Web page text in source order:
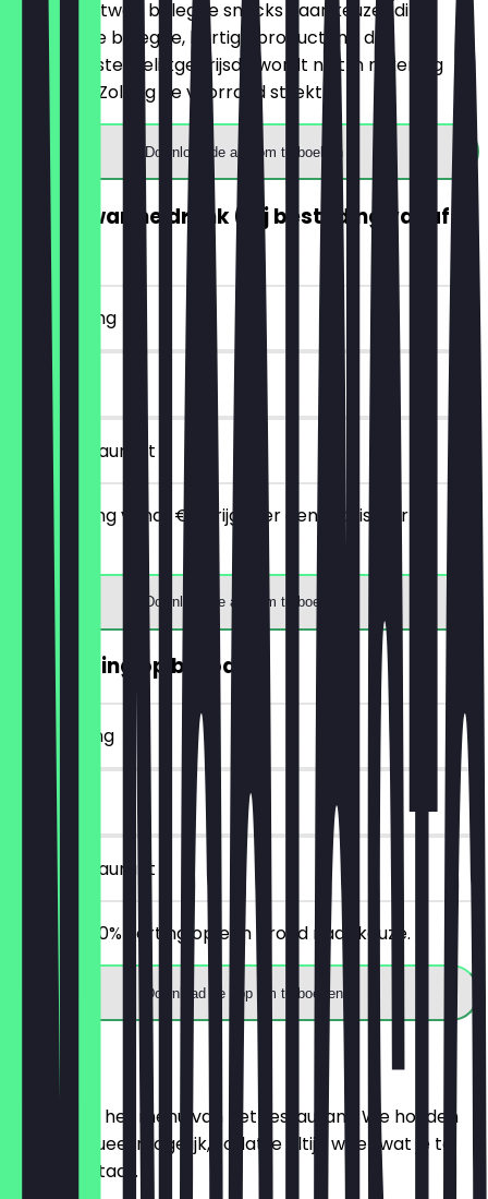
Je bestelt twee belegde snacks naar keuze (dit
betreft alle belegde, hartige producten), de
goedkoopste/gelijkgeprijsde wordt niet in rekening
gebracht. Zolang de voorraad strekt!
Download de app om te boeken
GRATIS warme drank (bij besteding vanaf
~€ 4 korting
7 dagen
in het restaurant
Bij besteding vanaf €5 krijg je er een gratis warme
drank bij.
Download de app om te boeken
30% korting op brood
~€ 2 korting
14 dagen
in het restaurant
Ontvang 30% korting op een brood naar keuze.
Download de app om te boeken
Menu
Hier vind je het menu van het restaurant. We houden
het zo actueel mogelijk, zodat je altijd weet wat je te
wachten staat.